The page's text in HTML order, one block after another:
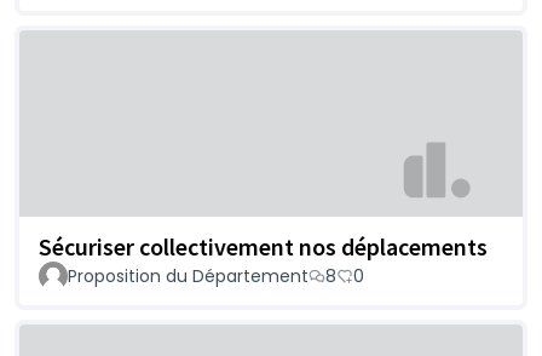
Sécuriser collectivement nos déplacements
Proposition du Département 8 0